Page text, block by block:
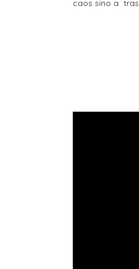
caos sino a